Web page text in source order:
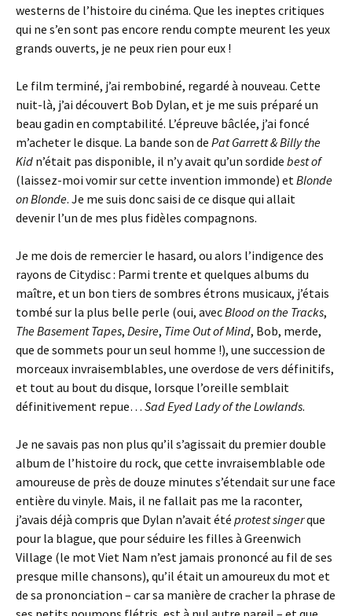
westerns de l’histoire du cinéma. Que les ineptes critiques
qui ne s’en sont pas encore rendu compte meurent les yeux
grands ouverts, je ne peux rien pour eux !
Le film terminé, j’ai rembobiné, regardé à nouveau. Cette
nuit-là, j’ai découvert Bob Dylan, et je me suis préparé un
beau gadin en comptabilité. L’épreuve bâclée, j’ai foncé
m’acheter le disque. La bande son de Pat Garrett & Billy the
Kid n’était pas disponible, il n’y avait qu’un sordide best of
(laissez-moi vomir sur cette invention immonde) etBlonde
on Blonde. Je me suis donc saisi de ce disque qui allait
devenir l’un de mes plus fidèles compagnons.
Je me dois de remercier le hasard, ou alors l’indigence des
rayons de Citydisc : Parmi trente et quelques albums du
maître, et un bon tiers de sombres étrons musicaux, j’étais
tombé sur la plus belle perle (oui, avecBlood on the Tracks,
The Basement Tapes, Desire, Time Out of Mind, Bob, merde,
que de sommets pour un seul homme !), une succession de
morceaux invraisemblables, une overdose de vers définitifs,
et tout au bout du disque, lorsque l’oreille semblait
définitivement repue… Sad Eyed Lady of the Lowlands.
Je ne savais pas non plus qu’il s’agissait du premier double
album de l’histoire du rock, que cette invraisemblable ode
amoureuse de près de douze minutes s’étendait sur une face
entière du vinyle. Mais, il ne fallait pas me la raconter,
j’avais déjà compris que Dylan n’avait été protest singerque
pour la blague, que pour séduire les filles à Greenwich
Village (le mot Viet Nam n’est jamais prononcé au fil de ses
presque mille chansons), qu’il était un amoureux du mot et
de sa prononciation – car sa manière de cracher la phrase de